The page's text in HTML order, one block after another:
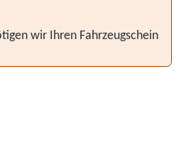
wir Ihren Fahrzeugschein